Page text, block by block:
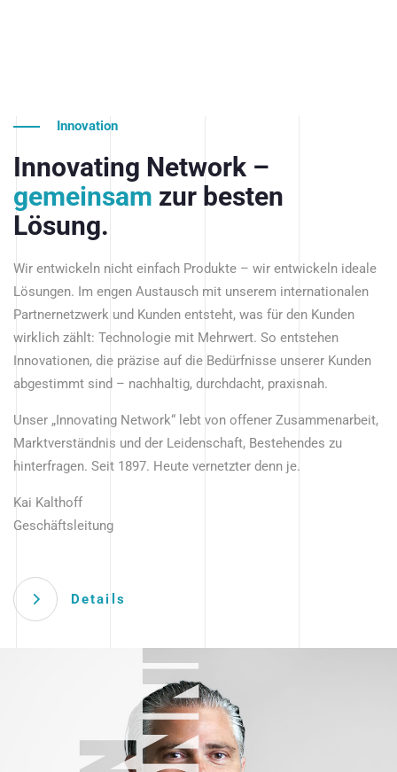
Innovation
Innovating Network –
gemeinsam zur besten
Lösung.
Wir entwickeln nicht einfach Produkte – wir entwickeln ideale
Lösungen. Im engen Austausch mit unserem internationalen
Partnernetzwerk und Kunden entsteht, was für den Kunden
wirklich zählt: Technologie mit Mehrwert. So entstehen
Innovationen, die präzise auf die Bedürfnisse unserer Kunden
abgestimmt sind – nachhaltig, durchdacht, praxisnah.
Unser „Innovating Network“ lebt von offener Zusammenarbeit,
Marktverständnis und der Leidenschaft, Bestehendes zu
hinterfragen. Seit 1897. Heute vernetzter denn je.
Kai Kalthoff
Geschäftsleitung
Details